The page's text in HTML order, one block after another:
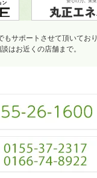
サポートさせて頂いており
はお近くの店舗まで。